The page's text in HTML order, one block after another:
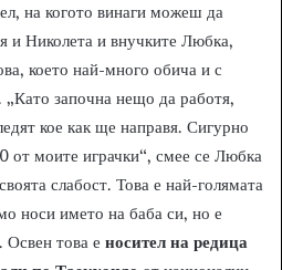
на когото винаги можеш да
и Николета и внучките Любка,
което най-много обича и с
„Като започна нещо да работя,
кое как ще направя. Сигурно
от моите играчки“, смее се Любка
слабост. Това е най-голямата
носи името на баба си, но е
Освен това е носител на редица